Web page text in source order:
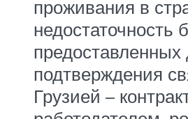
проживания в
недостаточность
предоставленных
подтверждения
Грузией –